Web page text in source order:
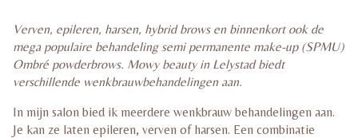
Verven, epileren, harsen, hybrid brows en binnenkort ook de
mega populaire behandeling semi permanente make-up (SPMU)
Ombré powderbrows. Mowy beauty in Lelystad biedt
verschillende wenkbrauwbehandelingen aan.
In mijn salon bied ik meerdere wenkbrauw behandelingen aan.
Je kan ze laten epileren, verven of harsen. Een combinatie